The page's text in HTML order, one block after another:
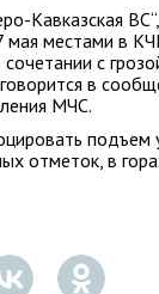
Кавказская
мая местами в
с
в
МЧС.
подъем
отметок, в